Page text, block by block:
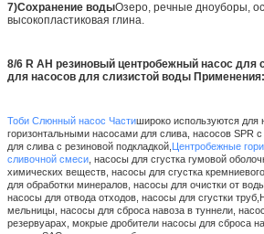
7)Сохранение водыОзеро, речные дноуборы,
высокопластиковая глина.
8/6 R AH резиновый центробежный насос для
для насосов для слизистой воды Применения:
Тоби Слюнный насос Частишироко используются для
горизонтальными насосами для слива, насосов SPR
для слива с резиновой подкладкой,
Центробежные
сливочной смеси , насосы для сгустка гумовой
химических веществ, насосы для сгустка
для обработки минералов, насосы для очистки от
насосы для отвода отходов, насосы для сгустки
мельницы, насосы для сброса навоза в туннели,
резервуарах, мокрые дробители насосы для сброса